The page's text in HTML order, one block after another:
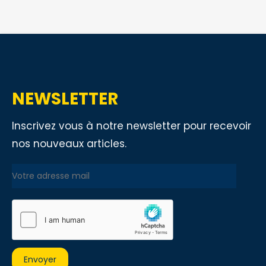
NEWSLETTER
Inscrivez vous à notre newsletter pour recevoir
nos nouveaux articles.